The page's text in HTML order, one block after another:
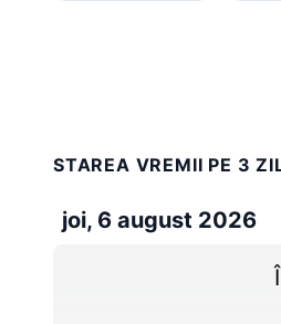
STAREA VREMII PE 3
joi, 6 august 2026